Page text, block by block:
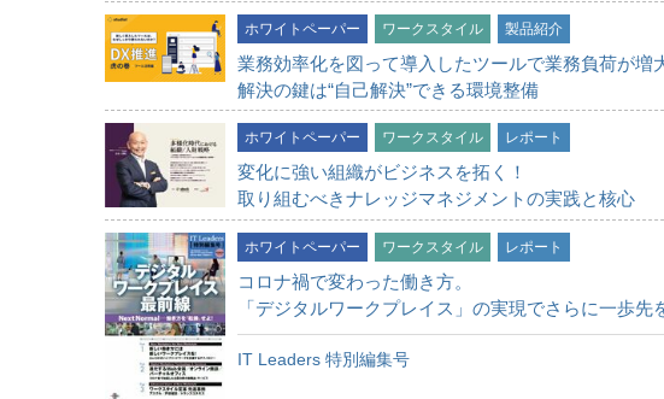
ホワイトペーパー ワークスタイル 製品紹介
業務効率化を図って導入したツールで業務負荷が増
解決の鍵は“自己解決”できる環境整備
ホワイトペーパー ワークスタイル レポート
変化に強い組織がビジネスを拓く！
取り組むべきナレッジマネジメントの実践と核心
ホワイトペーパー ワークスタイル レポート
コロナ禍で変わった働き方。
「デジタルワークプレイス」の実現でさらに一歩先
IT Leaders 特別編集号